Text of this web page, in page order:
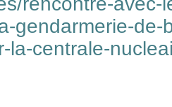
gendarmerie-de-
la-centrale-